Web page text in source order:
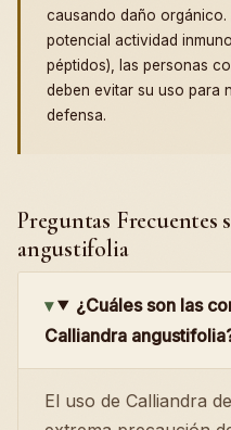
causando daño orgánico.
potencial actividad
péptidos), las personas
deben evitar su uso para
defensa.
Preguntas Frecuentes
angustifolia
¿Cuáles son las
Calliandra
El uso de Calliandra